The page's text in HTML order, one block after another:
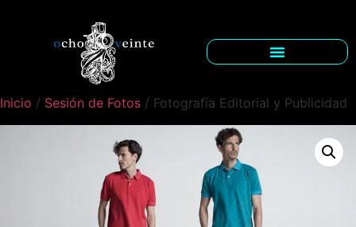
Inicio / Sesión de Fotos / Fotografía Editorial y Publicidad